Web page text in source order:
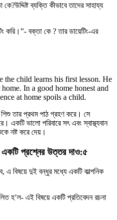
ব্যক্তি কীভাবে তাদের সাহায্য
করি।”- বক্তা কে ? তার ডায়েটিং-এর
the child learns his first lesson. He
In a good home honest and
at home spoils a child.
তার প্রথম পাঠ গ্রহণ করে। সে
একটি ভালো পরিবারে সৎ এবং স্বাস্থ্যবান
নষ্ট করে দেয়।
একটি প্রশ্নের উত্তর দাও:৫
এ বিষয়ে দুই বন্ধুর মধ্যে একটি কাল্পনিক
হ’ল- এই বিষয়ে একটি প্রতিবেদন রচনা